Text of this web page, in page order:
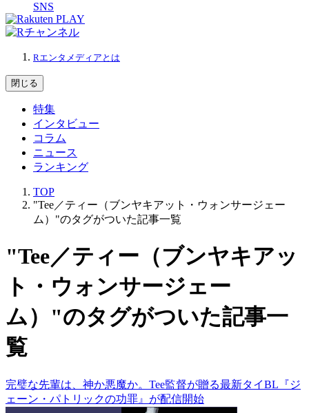
SNS
Rエンタメディアとは
閉じる
特集
インタビュー
コラム
ニュース
ランキング
TOP
"Tee／ティー（ブンヤキアット・ウォンサージェー
ム）"のタグがついた記事一覧
"Tee／ティー（ブンヤキアッ
ト・ウォンサージェー
ム）"のタグがついた記事一
覧
完璧な先輩は、神か悪魔か。Tee監督が贈る最新タイBL『ジ
ェーン・パトリックの功罪』が配信開始